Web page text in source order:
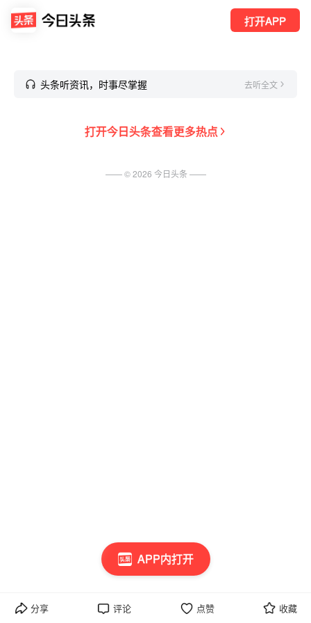
打开APP
APP内打开
头条听资讯，时事尽掌握 去听全文
打开今日头条查看更多热点
分享 评论 点赞 收藏
—— ©2026 今日头条 ——